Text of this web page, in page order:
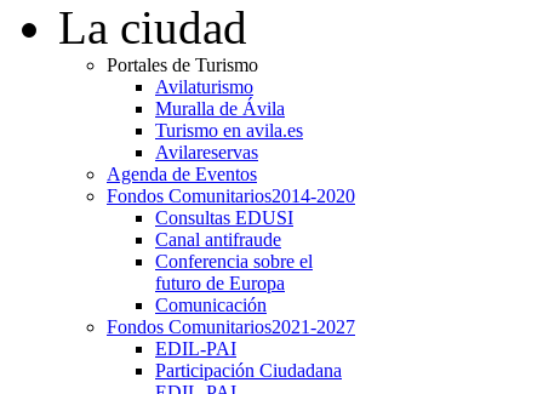
La ciudad
Portales de Turismo
Avilaturismo
Muralla de Ávila
Turismo en avila.es
Avilareservas
Agenda de Eventos
Fondos Comunitarios2014-2020
Consultas EDUSI
Canal antifraude
Conferencia sobre el
futuro de Europa
Comunicación
Fondos Comunitarios2021-2027
EDIL-PAI
Participación Ciudadana